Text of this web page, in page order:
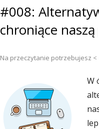
#008:
chroniące
Na przeczytanie potrzebujesz <
W